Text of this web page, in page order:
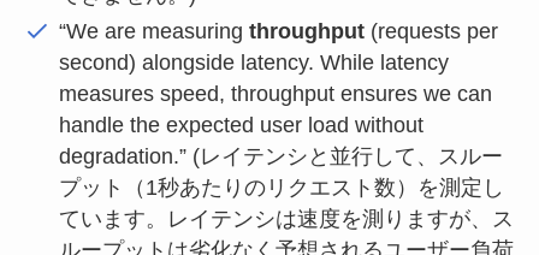
“We are measuringthroughput (requests per
second) alongside latency. While latency
measures speed, throughput ensures we can
handle the expected user load without
degradation.” (レイテンシと並行して、スルー
プット（1秒あたりのリクエスト数）を測定し
ています。レイテンシは速度を測りますが、ス